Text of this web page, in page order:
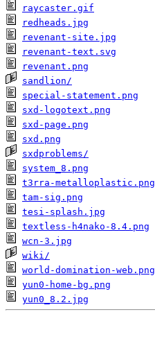
raycaster.gif
redheads.jpg
revenant-site.jpg
revenant-text.svg
revenant.png
sandlion/
special-statement.png
sxd-logotext.png
sxd-page.png
sxd.png
sxdproblems/
system_8.png
t3rra-metalloplastic.png
tam-sig.png
tesi-splash.jpg
textless-h4nako-8.4.png
wcn-3.jpg
wiki/
world-domination-web.png
yun0-home-bg.png
yun0_8.2.jpg